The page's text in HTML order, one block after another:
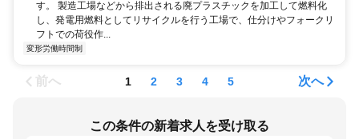
す。 製造工場などから排出される廃プラスチックを加工して燃料化
し、発電用燃料としてリサイクルを行う工場で、仕分けやフォークリ
フトでの荷役作...
変形労働時間制
前へ 1 2 3 4 5 次へ
この条件の新着求人を受け取る